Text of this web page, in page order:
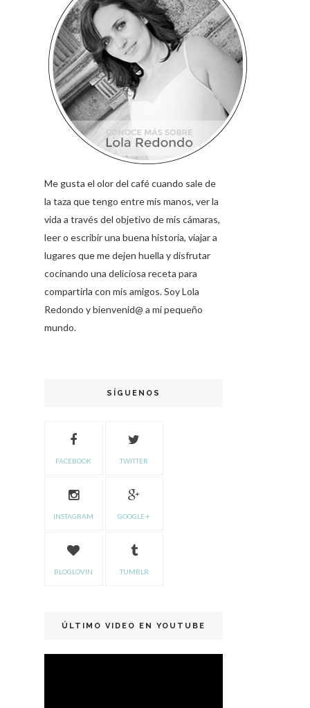
Me gusta el olor del café cuando sale de
la taza que tengo entre mis manos, ver la
vida a través del objetivo de mis cámaras,
leer o escribir una buena historia, viajar a
lugares que me dejen huella y disfrutar
cocinando una deliciosa receta para
compartirla con mis amigos. Soy Lola
Redondo y bienvenid@ a mi pequeño
mundo.
SÍGUENOS
FACEBOOK TWITTER
INSTAGRAM GOOGLE +
BLOGLOVIN TUMBLR
ÚLTIMO VIDEO EN YOUTUBE